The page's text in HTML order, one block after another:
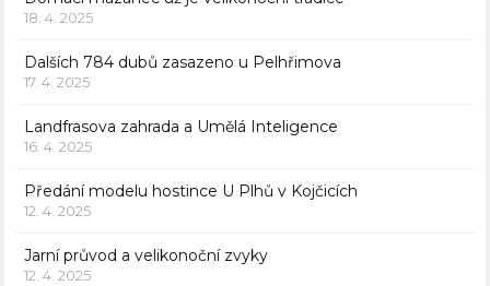
18. 4. 2025
Dalších 784 dubů zasazeno u Pelhřimova
17. 4. 2025
Landfrasova zahrada a Umělá Inteligence
16. 4. 2025
Předání modelu hostince U Plhů v Kojčicích
12. 4. 2025
Jarní průvod a velikonoční zvyky
12. 4. 2025